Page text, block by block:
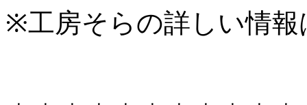
※工房そらの詳しい情報